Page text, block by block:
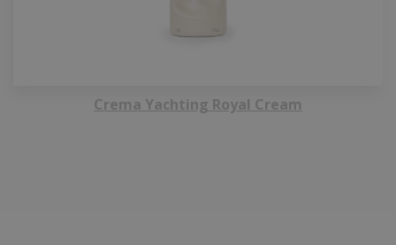
Crema Yachting Royal Cream